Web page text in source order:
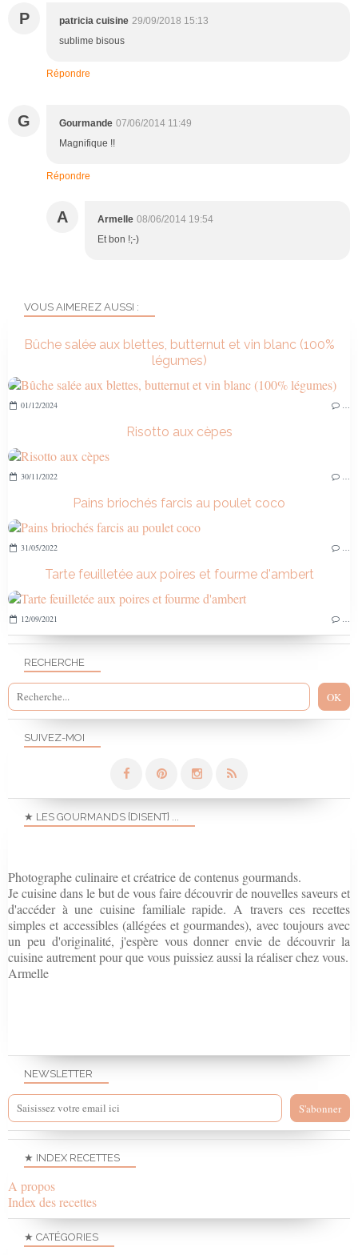
P patricia cuisine 29/09/2018 15:13
sublime bisous
Répondre
G Gourmande 07/06/2014 11:49
Magnifique !!
Répondre
A Armelle 08/06/2014 19:54
Et bon !;-)
NEWSLETTER
SUIVEZ-MOI
RECHERCHE
VOUS AIMEREZ AUSSI :
Bûche salée aux blettes, butternut et vin blanc (100%
légumes)
01/12/2024
Risotto aux cèpes
30/11/2022
Pains briochés farcis au poulet coco
31/05/2022
Tarte feuilletée aux poires et fourme d'ambert
12/09/2021
★ INDEX RECETTES
A propos
Index des recettes
★ CATÉGORIES
★ LES GOURMANDS {DISENT} ...
Photographe culinaire et créatrice de contenus gourmands.
Je cuisine dans le but de vous faire découvrir de nouvelles saveurs et
d'accéder à une cuisine familiale rapide. A travers ces recettes
simples et accessibles (allégées et gourmandes), avec toujours avec
un peu d'originalité, j'espère vous donner envie de découvrir la
cuisine autrement pour que vous puissiez aussi la réaliser chez vous.
Armelle